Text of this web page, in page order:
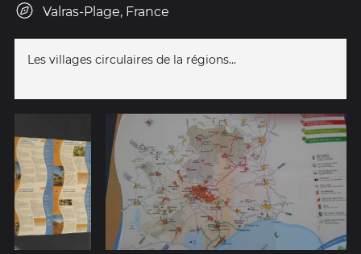
Valras-Plage, France
Les villages circulaires de la régions...